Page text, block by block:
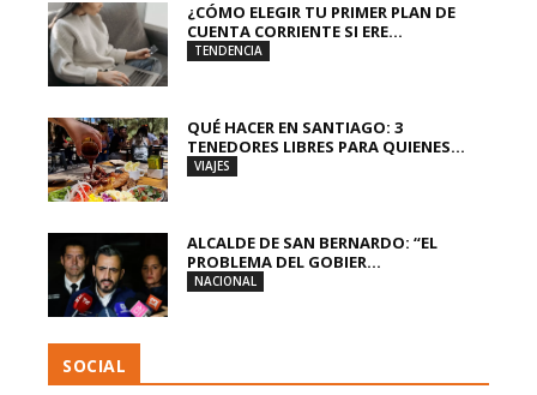
¿CÓMO ELEGIR TU PRIMER PLAN DE
CUENTA CORRIENTE SI ERE...
TENDENCIA
QUÉ HACER EN SANTIAGO: 3
TENEDORES LIBRES PARA QUIENES...
VIAJES
ALCALDE DE SAN BERNARDO: “EL
PROBLEMA DEL GOBIER...
NACIONAL
SOCIAL